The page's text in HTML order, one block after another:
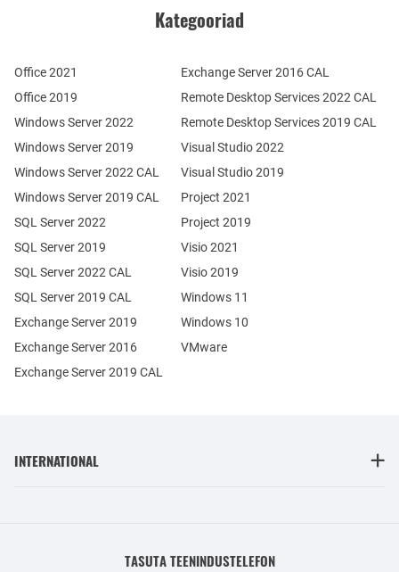
Kategooriad
Office 2021
Office 2019
Windows Server 2022
Windows Server 2019
Exchange Server 2019
Exchange Server 2016
SQL Server 2022
SQL Server 2019
Windows Server 2022 CAL
Windows Server 2019 CAL
SQL Server 2022 CAL
SQL Server 2019 CAL
Remote Desktop Services 2022 CAL
Remote Desktop Services 2019 CAL
Exchange Server 2019 CAL
Exchange Server 2016 CAL
Visual Studio 2022
Visual Studio 2019
Project 2021
Project 2019
Visio 2021
Visio 2019
Windows 11
Windows 10
VMware
INTERNATIONAL
TASUTA TEENINDUSTELEFON